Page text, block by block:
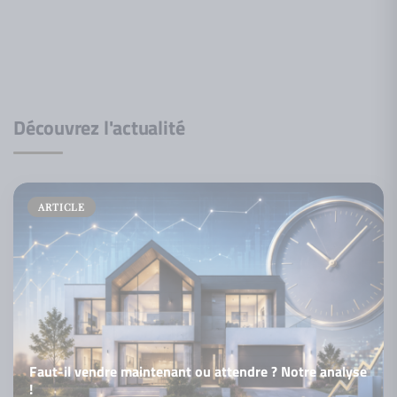
Découvrez l'actualité
ARTICLE
Faut-il vendre maintenant ou attendre ? Notre analyse
!